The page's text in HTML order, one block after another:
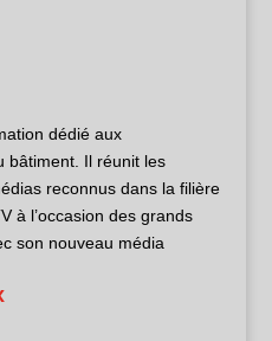
dédié aux
bâtiment. Il réunit les
reconnus dans la filière
à l’occasion des grands
son nouveau média